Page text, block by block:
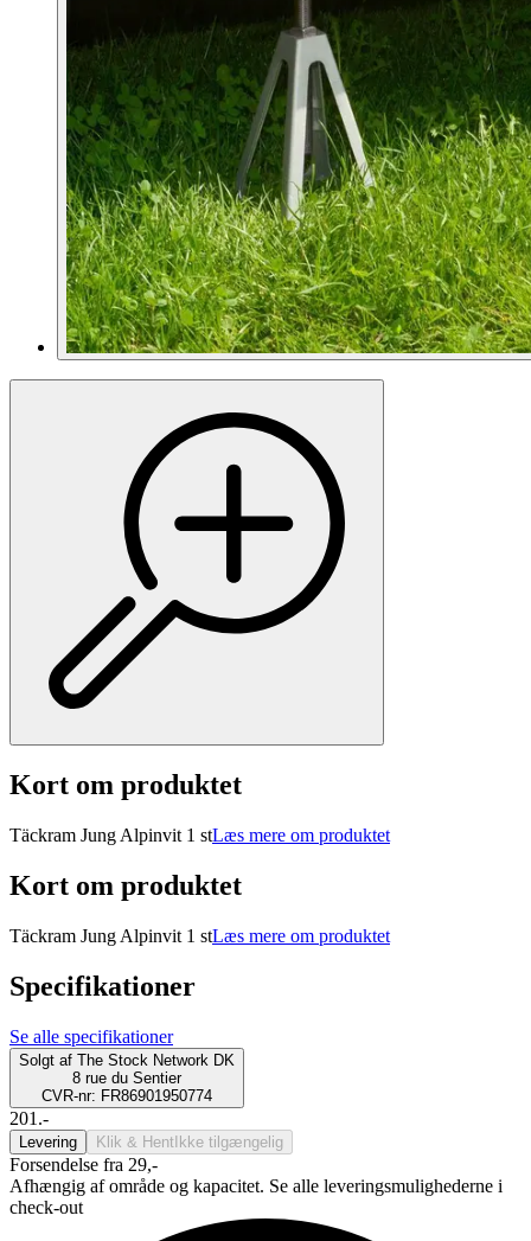
Kort om produktet
Täckram Jung Alpinvit 1 stLæs mere om produktet
Kort om produktet
Täckram Jung Alpinvit 1 stLæs mere om produktet
Specifikationer
Se alle specifikationer
Solgt af The Stock Network DK
8 rue du Sentier
CVR-nr: FR86901950774
201.-
Levering Klik & Hent Ikke tilgængelig
Forsendelse fra 29,-
Afhængig af område og kapacitet. Se alle leveringsmulighederne i
check-out